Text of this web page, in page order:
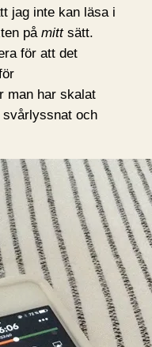
jag inte kan läsa i
på mittsätt.
för att det
man har skalat
och